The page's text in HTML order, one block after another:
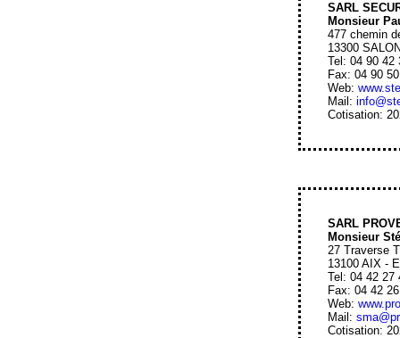
SARL
Monsieur
477 chemin
13300
Tel: 04 90 42
Fax: 04 90
Web:
Mail:
Cotisation:
SARL
Monsieur
27 Traverse
13100 AIX -
Tel: 04 42 27
Fax: 04 42
Web:
Mail:
Cotisation: